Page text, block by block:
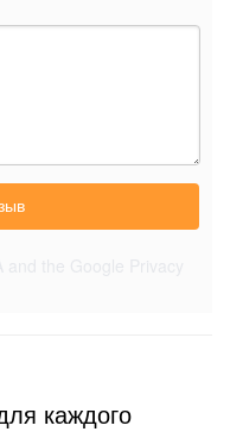
каждого